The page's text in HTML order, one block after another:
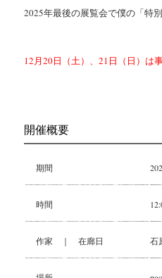
2025年最後の展覧会で僕の「特
〜 展示会に
12月20日（土）、21日（日）は
開催概要
期間
時間
作家 ｜ 在廊日 石